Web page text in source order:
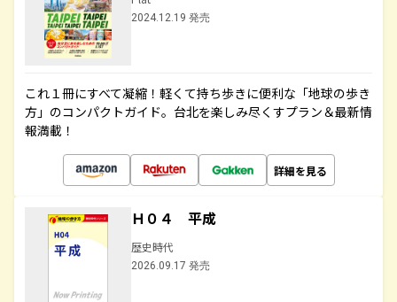
2024.12.19 発売
これ１冊にすべて凝縮！軽くて持ち歩きに便利な「地球の歩き
方」のコンパクトガイド。台北を楽しみ尽くすプラン＆最新情
報満載！
詳細を見る
Ｈ０４ 平成
歴史時代
2026.09.17 発売